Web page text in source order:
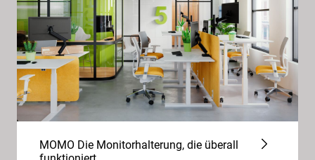
MOMO Die Monitorhalterung, die überall